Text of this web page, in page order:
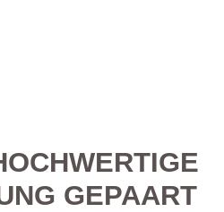
GEPAART